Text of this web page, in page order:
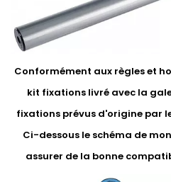
Conformément aux règles et
kit fixations livré avec la
fixations prévus d'origine par
Ci-dessous le schéma de
assurer de la bonne